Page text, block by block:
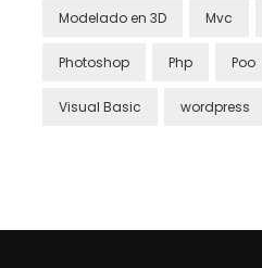
Modelado en 3D Mvc
Photoshop Php Poo
Visual Basic wordpress